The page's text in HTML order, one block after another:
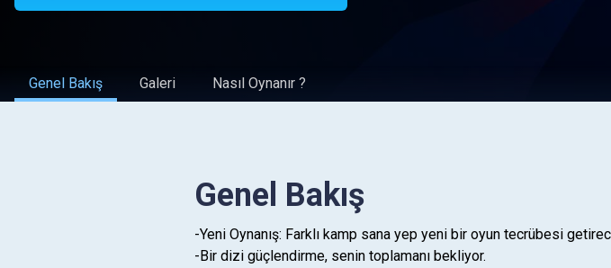
Genel Bakış Galeri Nasıl Oynanır ?
Genel Bakış
-Yeni Oynanış: Farklı kamp sana yep yeni bir oyun tecrübesi
-Bir dizi güçlendirme, senin toplamanı bekliyor.